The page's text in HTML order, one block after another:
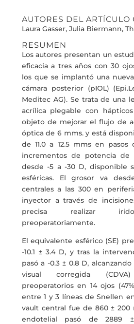
AUTORES DEL ARTÍCULO
Laura Gasser, Julia Biermann,
RESUMEN
Los autores presentan un
eficacia a tres años con 30
los que se implantó una
cámara posterior (pIOL)
Meditec AG). Se trata de una
acrílica plegable con
objeto de mejorar el flujo de
óptica de 6 mms. y está
de 11.0 a 12.5 mms en pasos
incrementos de potencia de
desde -5 a -30 D, disponible
esféricas. El grosor va
centrales a las 300 en
inyector a través de
precisa realizar
preoperatoriamente.
El equivalente esférico (SE)
-10.1 ± 3.4 D, y tras la
pasó a -0.3 ± 0.8 D,
visual corregida
preoperatorios en 14 ojos
entre 1 y 3 líneas de Snellen
vault central fue de 860 ± 200
endotelial pasó de 2889